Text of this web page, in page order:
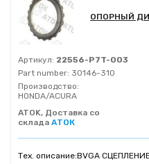
ОПОРНЫЙ
Артикул: 22556-P7T-003
Part number: 30146-310
Производство:
HONDA/ACURA
ATOK, Доставка со
склада АТОК
Тех. описание:BVGA